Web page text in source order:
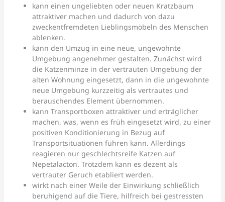
kann einen ungeliebten oder neuen Kratzbaum
attraktiver machen und dadurch von dazu
zweckentfremdeten Lieblingsmöbeln des Menschen
ablenken.
kann den Umzug in eine neue, ungewohnte
Umgebung angenehmer gestalten. Zunächst wird
die Katzenminze in der vertrauten Umgebung der
alten Wohnung eingesetzt, dann in die ungewohnte
neue Umgebung kurzzeitig als vertrautes und
berauschendes Element übernommen.
kann Transportboxen attraktiver und erträglicher
machen, was, wenn es früh eingesetzt wird, zu einer
positiven Konditionierung in Bezug auf
Transportsituationen führen kann. Allerdings
reagieren nur geschlechtsreife Katzen auf
Nepetalacton. Trotzdem kann es dezent als
vertrauter Geruch etabliert werden.
wirkt nach einer Weile der Einwirkung schließlich
beruhigend auf die Tiere, hilfreich bei gestressten